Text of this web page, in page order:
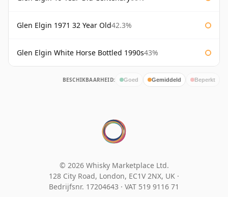
Glen Elgin 1971 32 Year Old42.3%
Glen Elgin White Horse Bottled 1990s43%
BESCHIKBAARHEID: Goed Gemiddeld Beperkt
© 2026 Whisky Marketplace Ltd.
128 City Road, London, EC1V 2NX, UK ·
Bedrijfsnr. 17204643 · VAT 519 9116 71